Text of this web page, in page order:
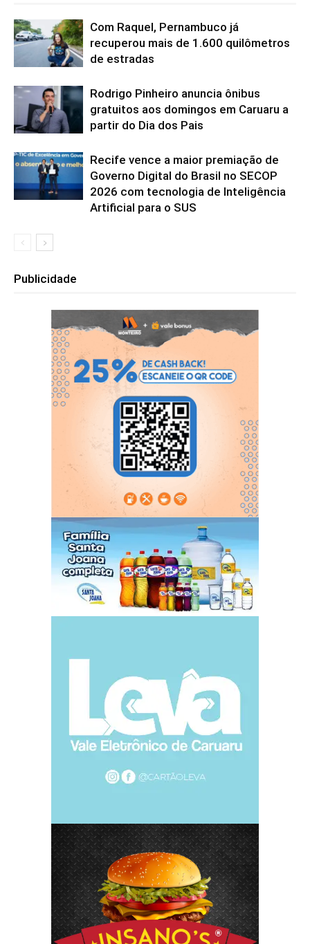
Com Raquel, Pernambuco já
recuperou mais de 1.600 quilômetros
de estradas
Rodrigo Pinheiro anuncia ônibus
gratuitos aos domingos em Caruaru a
partir do Dia dos Pais
Recife vence a maior premiação de
Governo Digital do Brasil no SECOP
2026 com tecnologia de Inteligência
Artificial para o SUS
Publicidade